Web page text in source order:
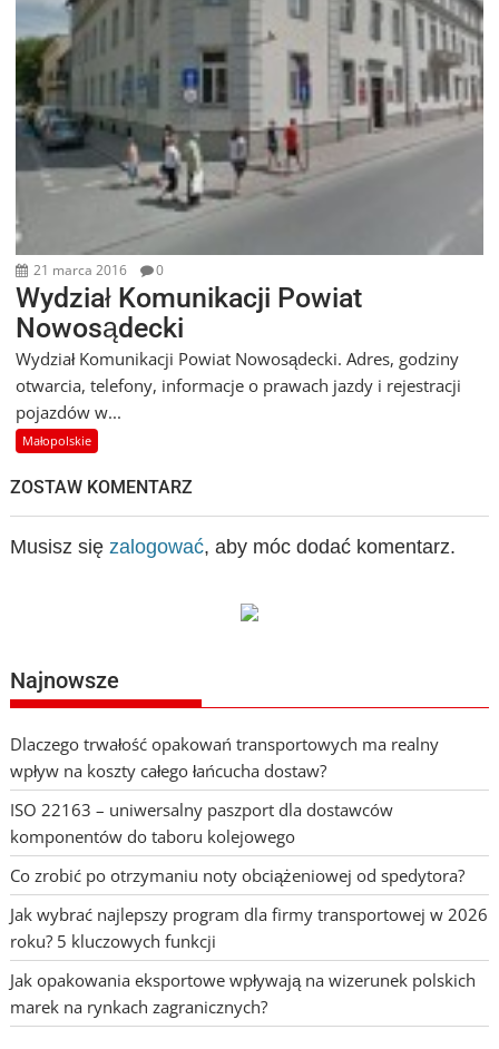
21 marca 2016 0
Wydział Komunikacji Powiat
Nowosądecki
Wydział Komunikacji Powiat Nowosądecki. Adres, godziny
otwarcia, telefony, informacje o prawach jazdy i rejestracji
pojazdów w...
Małopolskie
ZOSTAW KOMENTARZ
Musisz sięzalogować, aby móc dodać komentarz.
Najnowsze
Dlaczego trwałość opakowań transportowych ma realny
wpływ na koszty całego łańcucha dostaw?
ISO 22163 – uniwersalny paszport dla dostawców
komponentów do taboru kolejowego
Co zrobić po otrzymaniu noty obciążeniowej od spedytora?
Jak wybrać najlepszy program dla firmy transportowej w 2026
roku? 5 kluczowych funkcji
Jak opakowania eksportowe wpływają na wizerunek polskich
marek na rynkach zagranicznych?